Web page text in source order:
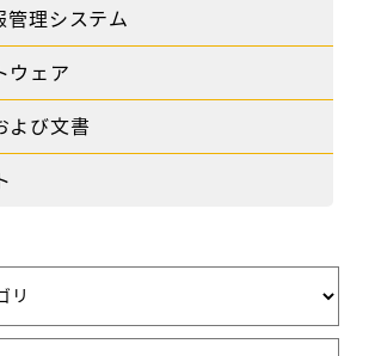
管理システム
ウェア
よび文書